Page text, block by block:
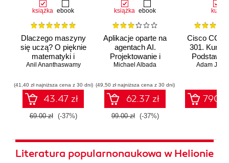
książka ebook
Dlaczego maszyny
się uczą? O pięknie
matematyki i
działaniu
sztucznej
Anil Ananthaswamy
(41,40 zł najniższa cena z 30 dni)
43.47 zł
69.00 zł (-37%)
książka ebook
Aplikacje oparte na
agentach AI.
Projektowanie i
wdrażanie
wieloagentowych
Michael Albada
(49,50 zł najniższa cena z 30 dni)
62.37 zł
99.00 zł (-37%)
kurs
Cisco
301. Kurs
Podstawy
Adam
Literatura popularnonaukowa w Helionie